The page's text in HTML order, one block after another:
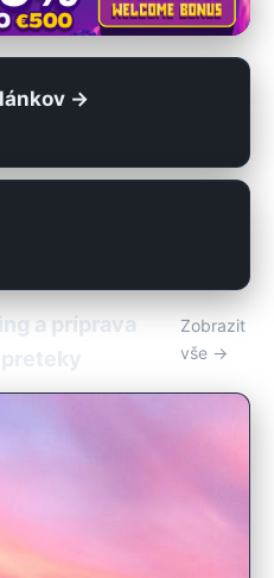
→
a príprava
Zobrazit
vše →